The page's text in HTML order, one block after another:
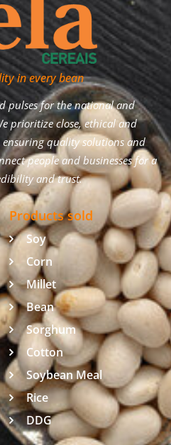
in every bean
pulses for the national and
prioritize close, ethical and
quality solutions and
people and businesses for a
and trust.
Products sold
Soy
Corn
Millet
Bean
Sorghum
Cotton
Soybean Meal
Rice
DDG